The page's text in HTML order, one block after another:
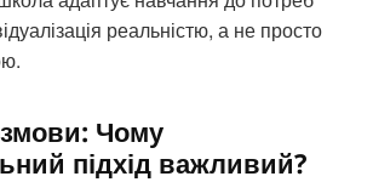
реальністю, а не просто
Чому
підхід важливий?